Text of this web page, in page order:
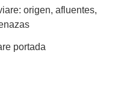
origen, afluentes,